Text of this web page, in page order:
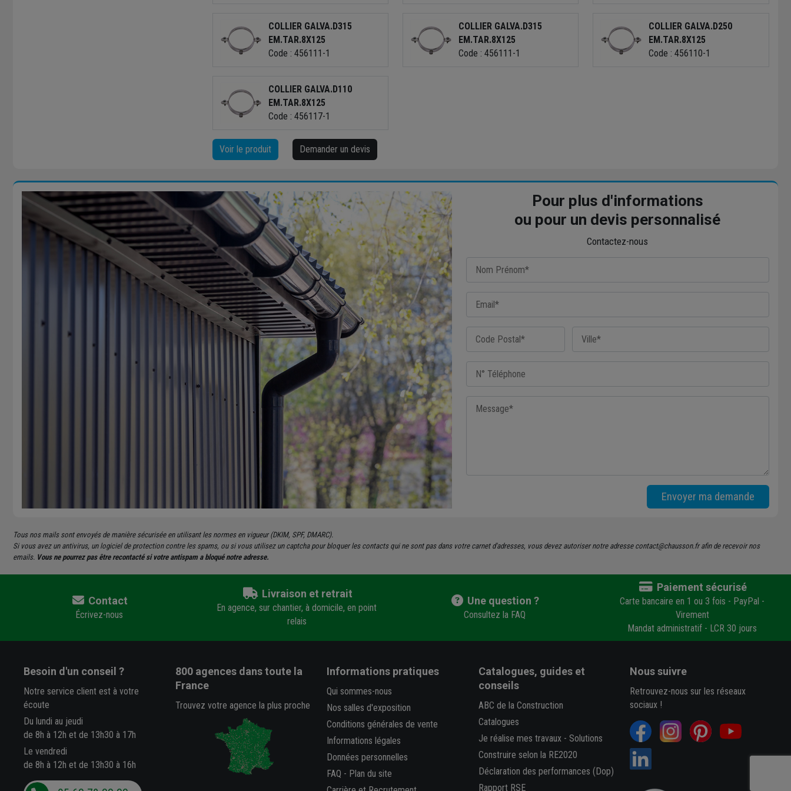
COLLIER GALVA.D315
EM.TAR.8X125
Code : 456111-1
COLLIER GALVA.D315
EM.TAR.8X125
Code : 456111-1
COLLIER GALVA.D250
EM.TAR.8X125
Code : 456110-1
COLLIER GALVA.D110
EM.TAR.8X125
Code : 456117-1
Voir le produit Demander un devis
Pour plus d'informations
ou pour un devis personnalisé
Contactez-nous
Envoyer ma demande
Tous nos mails sont envoyés de manière sécurisée en utilisant les normes en vigueur (DKIM, SPF, DMARC).
Si vous avez un antivirus, un logiciel de protection contre les spams, ou si vous utilisez un captcha pour bloquer les contacts qui ne sont pas dans votre carnet d'adresses, vous devez autoriser notre adresse contact@chausson.fr afin de recevoir nos
emails. Vous ne pourrez pas être recontacté si votre antispam a bloqué notre adresse.
Contact
Écrivez-nous
Livraison et retrait
En agence, sur chantier, à domicile, en point
relais
Une question ?
Consultez la FAQ
Paiement sécurisé
Carte bancaire en 1 ou 3 fois - PayPal -
Virement
Mandat administratif - LCR 30 jours
Besoin d'un conseil ?
Notre service client est à votre
écoute
Du lundi au jeudi
de 8h à 12h et de 13h30 à 17h
Le vendredi
de 8h à 12h et de 13h30 à 16h
800 agencesdans toute la
France
Trouvez votre agence la plus proche
Informations pratiques
Qui sommes-nous
Nos salles d'exposition
Conditions générales de vente
Informations légales
Données personnelles
FAQ - Plan du site
Catalogues, guides et
conseils
ABC de la Construction
Catalogues
Je réalise mes travaux- Solutions
Construire selon la RE2020
Déclaration des performances (Dop)
Rapport RSE
Nous suivre
Retrouvez-nous sur les réseaux
sociaux !